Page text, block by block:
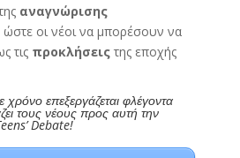
αναγνώρισης
ώστε οι νέοι να μπορέσουν να
τις προκλήσειςτης εποχής
επεξεργάζεται φλέγοντα
τους νέους προς αυτή την
Debate!